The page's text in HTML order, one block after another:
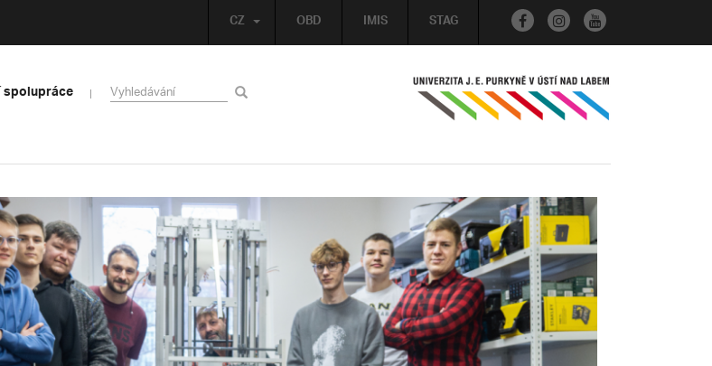
OBD IMIS STAG
CZ